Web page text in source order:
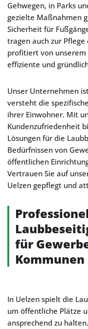
Gehwegen, in Parks
gezielte Maßnahmen
Sicherheit für
tragen auch zur
profitiert von unserem
effiziente und
Unser Unternehmen
versteht die
ihrer Einwohner. Mit
Kundenzufriedenheit
Lösungen für die
Bedürfnissen von
öffentlichen
Vertrauen Sie auf
Uelzen gepflegt und
für
Kommunen
In Uelzen spielt die
um öffentliche Plätze
ansprechend zu